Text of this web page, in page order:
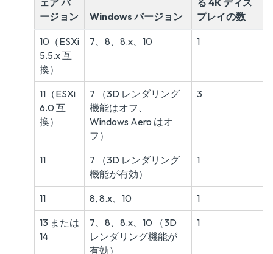
ェア バ
ージョン
Windows バージョン
る 4K ディス
プレイの数
10（ESXi
5.5.x 互
換）
7、8、8.x、10 1
11（ESXi
6.0 互
換）
7 （3D レンダリング
機能はオフ、
Windows Aero はオ
フ）
3
11
7 （3D レンダリング
機能が有効）
1
11 8, 8.x、10
1
13 または
14
7、8、8.x、10 （3D
レンダリング機能が
有効）
1